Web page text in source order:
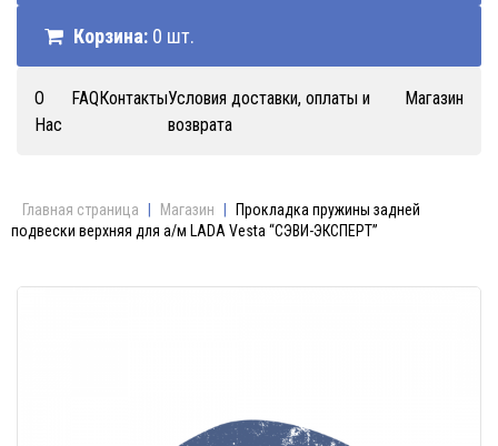
Корзина: 0 шт.
О
Нас
FAQКонтактыУсловия доставки, оплаты и
возврата
Магазин
Главная страница Магазин
Прокладка пружины задней
подвески верхняя для а/м LADA Vesta “СЭВИ-ЭКСПЕРТ”